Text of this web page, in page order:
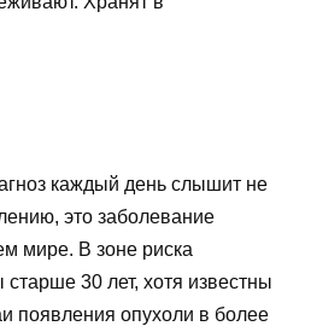
каждый день слышит не
это заболевание
мире. В зоне риска
30 лет, хотя известны
появления опухоли в более